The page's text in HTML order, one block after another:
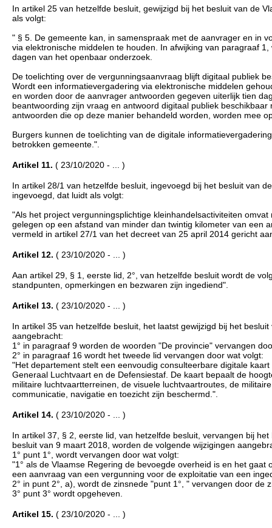
In artikel 25 van hetzelfde besluit, gewijzigd bij het besluit van de
als volgt:
" § 5. De gemeente kan, in samenspraak met de aanvrager en in
via elektronische middelen te houden. In afwijking van paragraaf
dagen van het openbaar onderzoek.
De toelichting over de vergunningsaanvraag blijft digitaal publiek
Wordt een informatievergadering via elektronische middelen
en worden door de aanvrager antwoorden gegeven uiterlijk tien
beantwoording zijn vraag en antwoord digitaal publiek
antwoorden die op deze manier behandeld worden, worden mee
Burgers kunnen de toelichting van de digitale
betrokken gemeente.".
Artikel 11. ( 23/10/2020 - ... )
In artikel 28/1 van hetzelfde besluit, ingevoegd bij het besluit van
ingevoegd, dat luidt als volgt:
"Als het project vergunningsplichtige kleinhandelsactiviteiten
gelegen op een afstand van minder dan twintig kilometer van een
vermeld in artikel 27/1 van het decreet van 25 april 2014 gericht
Artikel 12. ( 23/10/2020 - ... )
Aan artikel 29, § 1, eerste lid, 2°, van hetzelfde besluit wordt de
standpunten, opmerkingen en bezwaren zijn ingediend".
Artikel 13. ( 23/10/2020 - ... )
In artikel 35 van hetzelfde besluit, het laatst gewijzigd bij het
aangebracht:
1° in paragraaf 9 worden de woorden "De provincie" vervangen
2° in paragraaf 16 wordt het tweede lid vervangen door wat volgt:
"Het departement stelt een eenvoudig consulteerbare digitale
Generaal Luchtvaart en de Defensiestaf. De kaart bepaalt de
militaire luchtvaartterreinen, de visuele luchtvaartroutes, de
communicatie, navigatie en toezicht zijn beschermd.".
Artikel 14. ( 23/10/2020 - ... )
In artikel 37, § 2, eerste lid, van hetzelfde besluit, vervangen bij
besluit van 9 maart 2018, worden de volgende wijzigingen
1° punt 1°, wordt vervangen door wat volgt:
"1° als de Vlaamse Regering de bevoegde overheid is en het
een aanvraag van een vergunning voor de exploitatie van een
2° in punt 2°, a), wordt de zinsnede "punt 1°, " vervangen door de
3° punt 3° wordt opgeheven.
Artikel 15. ( 23/10/2020 - ... )